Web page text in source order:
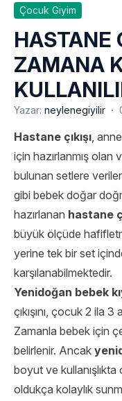
Çocuk Giyim
HASTANE
ZAMANA
Yazar: neylenegiyilir ·
Hastane çıkışı,
için hazırlanmış olan
bulunan setlere
gibi bebek doğar
hazırlanan hastane
büyük ölçüde
yerine tek bir set
karşılanabilmektedir.
Yenidoğan bebek
çıkışını, çocuk 2 ila
Zamanla bebek için
belirlenir. Ancak
boyut ve kullanışlıkta
oldukça kolaylık